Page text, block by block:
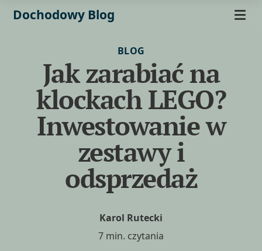
Dochodowy Blog
BLOG
Jak zarabiać na
klockach LEGO?
Inwestowanie w
zestawy i
odsprzedaż
Karol Rutecki
7 min. czytania